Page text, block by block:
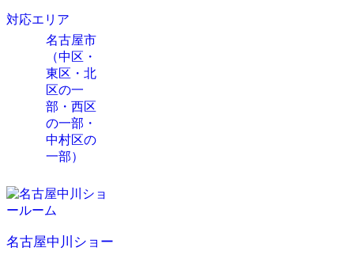
対応エリア
名古屋市
（中区・
東区・北
区の一
部・西区
の一部・
中村区の
一部）
名古屋中川ショー